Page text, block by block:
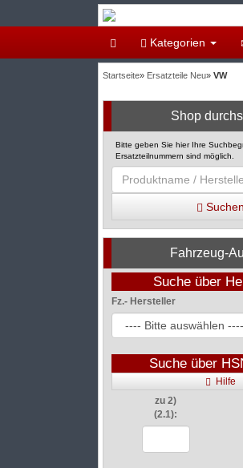
Kategorien
Startseite» Ersatzteile Neu» VW
Shop
Bitte geben Sie hier Ihre
Ersatzteilnummern sind möglich.
Suchen
Fahrzeug-
Suche über
Fz.- Hersteller
Suche über
Hilfe
zu 2)
(2.1):